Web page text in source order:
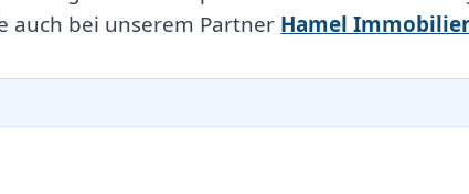
auch bei unserem Partner Hamel